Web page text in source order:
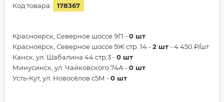
Код товара: 178367
Красноярск, Северное шоссе 9П -0 шт
Красноярск, Северное шоссе 9Ж стр. 14 -2 шт- 4 450 ₽/шт
Канск, ул. Шабалина 44 стр.3 -0 шт
Минусинск, ул. Чайковского 74А -0 шт
Усть-Кут, ул. Новосёлов с5М -0 шт